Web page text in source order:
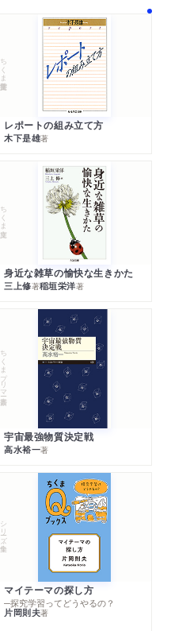
ちくま学芸文庫
レポートの組み立て方
木下是雄著
ちくま文庫
身近な雑草の愉快な生きかた
三上修著稲垣栄洋著
ちくまプリマー新書
宇宙最強物質決定戦
高水裕一著
シリーズ・全集
マイテーマの探し方
─探究学習ってどうやるの？
片岡則夫著